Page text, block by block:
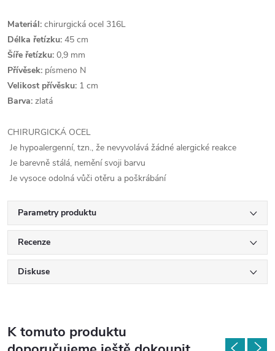
Materiál: chirurgická ocel 316L
Délka řetízku: 45 cm
Šíře řetízku: 0,9 mm
Přívěsek: písmeno N
Velikost přívěsku: 1 cm
Barva: zlatá
CHIRURGICKÁ OCEL
Je hypoalergenní, tzn., že nevyvolává žádné alergické reakce
Je barevně stálá, nemění svoji barvu
Je vysoce odolná vůči otěru a poškrábání
Parametry produktu
Recenze
Diskuse
K tomuto produktu